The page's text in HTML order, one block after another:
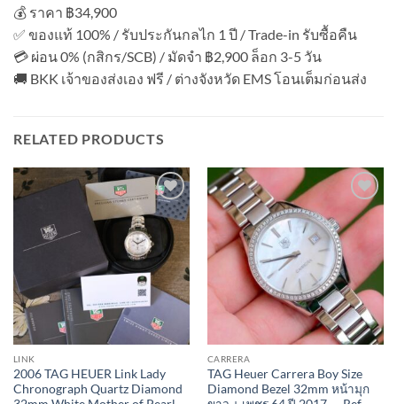
💰 ราคา ฿34,900
✅ ของแท้ 100% / รับประกันกลไก 1 ปี / Trade-in รับซื้อคืน
💳 ผ่อน 0% (กสิกร/SCB) / มัดจำ ฿2,900 ล็อก 3-5 วัน
🚚 BKK เจ้าของส่งเอง ฟรี / ต่างจังหวัด EMS โอนเต็มก่อนส่ง
RELATED PRODUCTS
Add to
Wishlist
LINK
2006 TAG HEUER Link Lady
Chronograph Quartz Diamond
Add to
Wishlist
CARRERA
TAG Heuer Carrera Boy Size
Diamond Bezel 32mm หน้ามุก